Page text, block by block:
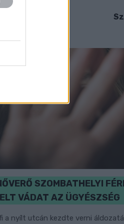
SZOMBATHELYI
VÁDAT AZ ÜGYÉSZSÉG
a nyílt utcán kezdte verni